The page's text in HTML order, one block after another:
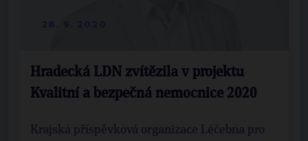
Hradecká LDN zvítězila v projektu
Kvalitní a bezpečná nemocnice 2020
Krajská příspěvková organizace Léčebna pro